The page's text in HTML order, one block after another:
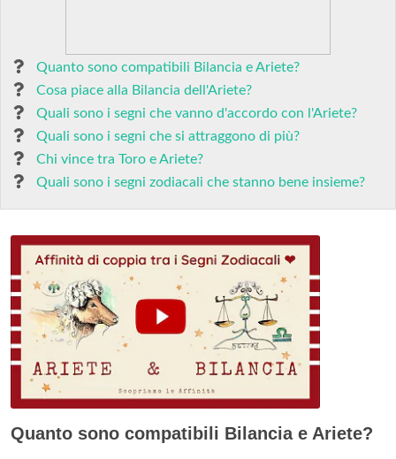
Quanto sono compatibili Bilancia e Ariete?
Cosa piace alla Bilancia dell'Ariete?
Quali sono i segni che vanno d'accordo con l'Ariete?
Quali sono i segni che si attraggono di più?
Chi vince tra Toro e Ariete?
Quali sono i segni zodiacali che stanno bene insieme?
Quanto sono compatibili Bilancia e Ariete?